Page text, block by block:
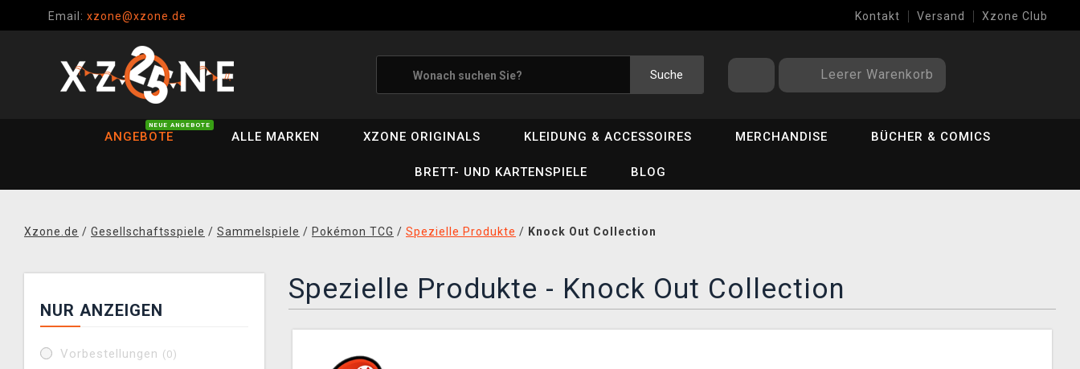
Email: xzone@xzone.de Kontakt Versand Xzone Club
Suche Leerer Warenkorb
ANGEBOTE
NEUE ANGEBOTE
ALLE MARKEN XZONE ORIGINALS KLEIDUNG & ACCESSOIRES MERCHANDISE BÜCHER & COMICS
BRETT- UND KARTENSPIELE BLOG
Xzone.de / Gesellschaftsspiele / Sammelspiele / Pokémon TCG / Spezielle Produkte / Knock Out Collection
NUR ANZEIGEN
Vorbestellungen (0)
Spezielle Produkte - Knock Out Collection